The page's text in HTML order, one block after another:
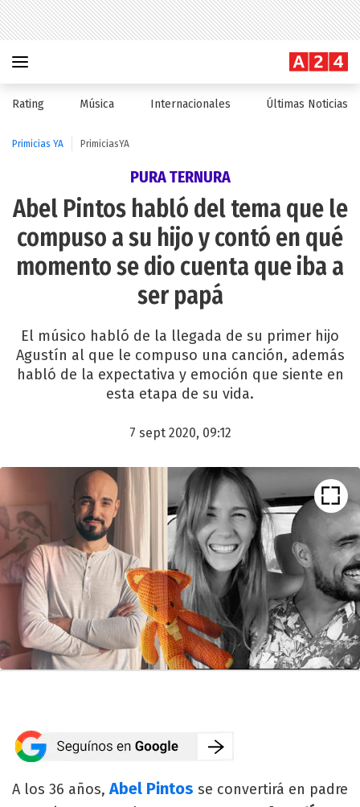
Rating Música Internacionales Últimas Noticias
Primicias YA PrimiciasYA
PURA TERNURA
Abel Pintos habló del tema que le
compuso a su hijo y contó en qué
momento se dio cuenta que iba a
ser papá
El músico habló de la llegada de su primer hijo
Agustín al que le compuso una canción, además
habló de la expectativa y emoción que siente en
esta etapa de su vida.
7 sept 2020, 09:12
A los 36 años,Abel Pintos se convertirá en padre